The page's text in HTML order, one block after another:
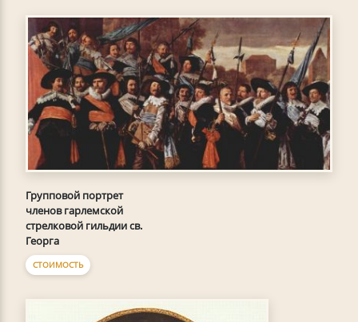
Групповой портрет
членов гарлемской
стрелковой гильдии св.
Георга
СТОИМОСТЬ